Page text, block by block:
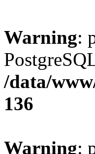
Warning:
/data/
136
Warning: